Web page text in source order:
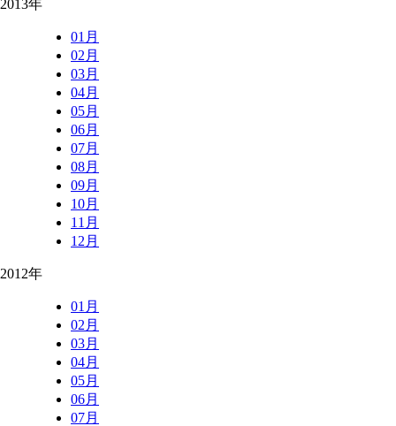
2013年
01月
02月
03月
04月
05月
06月
07月
08月
09月
10月
11月
12月
2012年
01月
02月
03月
04月
05月
06月
07月